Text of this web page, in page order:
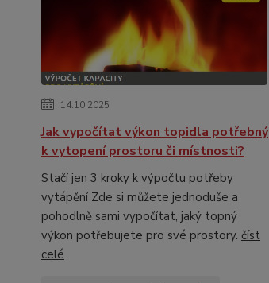
14.10.2025
Jak vypočítat výkon topidla potřebný
k vytopení prostoru či místnosti?
Stačí jen 3 kroky k výpočtu potřeby
vytápění Zde si můžete jednoduše a
pohodlně sami vypočítat, jaký topný
výkon potřebujete pro své prostory. číst
celé